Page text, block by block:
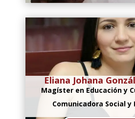
Eliana Johana
Magíster en Educación y
Comunicadora Social y